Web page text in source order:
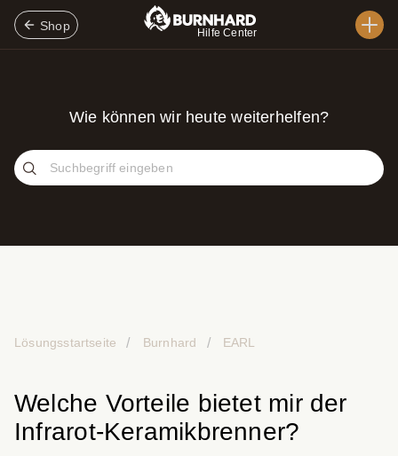
Shop
Hilfe Center
Wie können wir heute weiterhelfen?
Lösungsstartseite Burnhard EARL
Welche Vorteile bietet mir der
Infrarot-Keramikbrenner?